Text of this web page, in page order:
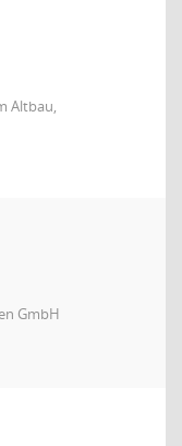
Altbau,
GmbH